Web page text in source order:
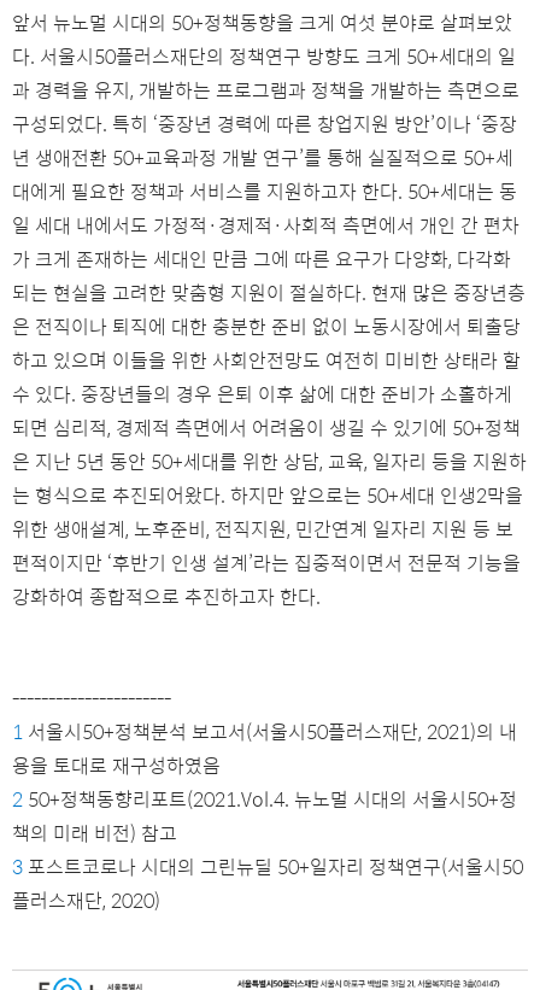
앞서 뉴노멀 시대의 50+정책동향을 크게 여섯 분야로 살펴보았
다. 서울시50플러스재단의 정책연구 방향도 크게 50+세대의 일
과 경력을 유지, 개발하는 프로그램과 정책을 개발하는 측면으로
구성되었다. 특히 ‘중장년 경력에 따른 창업지원 방안’이나 ‘중장
년 생애전환 50+교육과정 개발 연구’를 통해 실질적으로 50+세
대에게 필요한 정책과 서비스를 지원하고자 한다. 50+세대는 동
일 세대 내에서도 가정적·경제적·사회적 측면에서 개인 간 편차
가 크게 존재하는 세대인 만큼 그에 따른 요구가 다양화, 다각화
되는 현실을 고려한 맞춤형 지원이 절실하다. 현재 많은 중장년층
은 전직이나 퇴직에 대한 충분한 준비 없이 노동시장에서 퇴출당
하고 있으며 이들을 위한 사회안전망도 여전히 미비한 상태라 할
수 있다. 중장년들의 경우 은퇴 이후 삶에 대한 준비가 소홀하게
되면 심리적, 경제적 측면에서 어려움이 생길 수 있기에 50+정책
은 지난 5년 동안 50+세대를 위한 상담, 교육, 일자리 등을 지원하
는 형식으로 추진되어왔다. 하지만 앞으로는 50+세대 인생2막을
위한 생애설계, 노후준비, 전직지원, 민간연계 일자리 지원 등 보
편적이지만 ‘후반기 인생 설계’라는 집중적이면서 전문적 기능을
강화하여 종합적으로 추진하고자 한다.
----------------------
1 서울시50+정책분석 보고서(서울시50플러스재단, 2021)의 내
용을 토대로 재구성하였음
2 50+정책동향리포트(2021.Vol.4. 뉴노멀 시대의 서울시50+정
책의 미래 비전) 참고
3포스트코로나 시대의 그린뉴딜 50+일자리 정책연구(서울시50
플러스재단, 2020)